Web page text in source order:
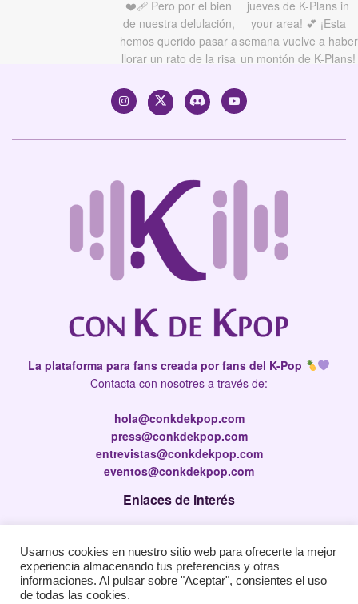
La plataforma para fans creada por fans del K-Pop
Contacta con nosotres a través de:
hola@conkdekpop.com
press@conkdekpop.com
entrevistas@conkdekpop.com
eventos@conkdekpop.com
Enlaces de interés
Política de privacidad
Política de Cookies
Usamos cookies en nuestro sitio web para ofrecerte la mejor
experiencia almacenando tus preferencias y otras
informaciones. Al pulsar sobre "Aceptar", consientes el uso
de todas las cookies.